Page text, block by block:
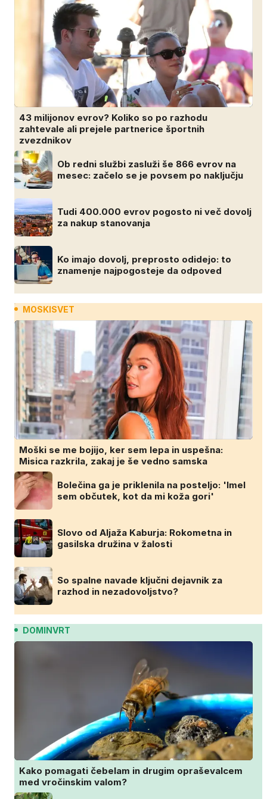
43 milijonov evrov? Koliko so po razhodu
zahtevale ali prejele partnerice športnih
zvezdnikov
Ob redni službi zasluži še 866 evrov na
mesec: začelo se je povsem po naključju
Tudi 400.000 evrov pogosto ni več dovolj
za nakup stanovanja
Ko imajo dovolj, preprosto odidejo: to
znamenje najpogosteje da odpoved
MOSKISVET
Moški se me bojijo, ker sem lepa in uspešna:
Misica razkrila, zakaj je še vedno samska
Bolečina ga je priklenila na posteljo: 'Imel
sem občutek, kot da mi koža gori'
Slovo od Aljaža Kaburja: Rokometna in
gasilska družina v žalosti
So spalne navade ključni dejavnik za
razhod in nezadovoljstvo?
DOMINVRT
Kako pomagati čebelam in drugim opraševalcem
med vročinskim valom?